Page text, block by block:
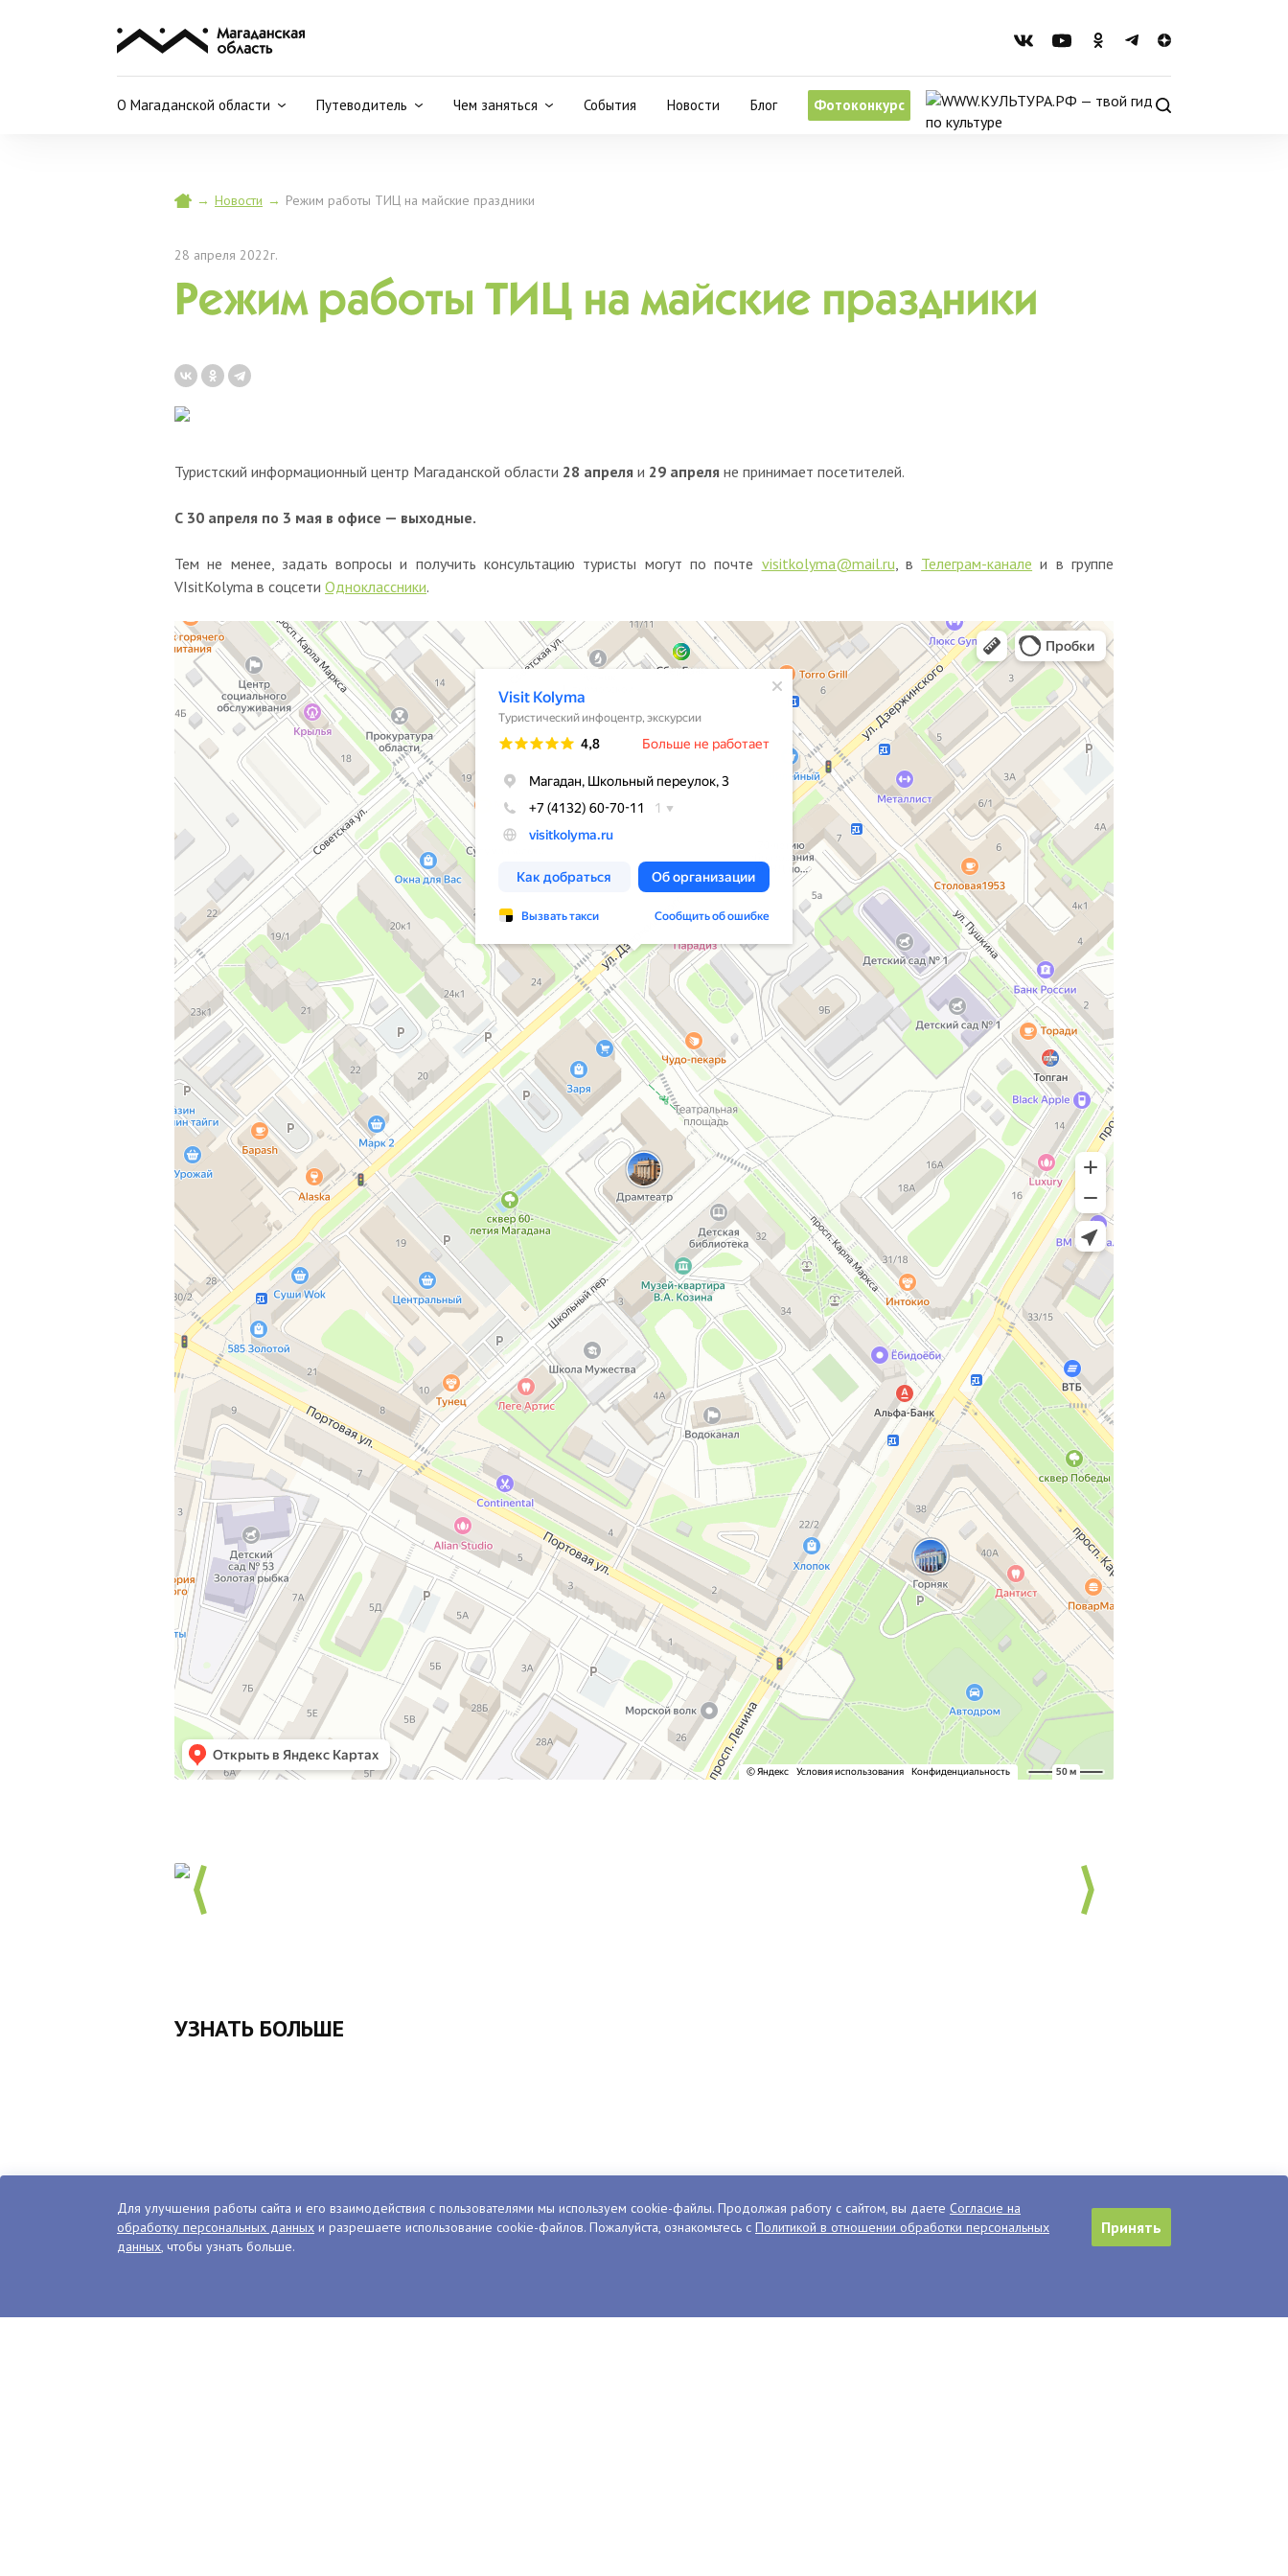
О Магаданской области Путеводитель Чем заняться События Новости Блог Фотоконкурс
→ Новости → Режим работы ТИЦ на майские праздники
28 апреля 2022г.
Режим работы ТИЦ на майские праздники
Туристский информационный центр Магаданской области 28 апреля и 29 апреля не принимает посетителей.
С 30 апреля по 3 мая в офисе — выходные.
Тем не менее, задать вопросы и получить консультацию туристы могут по почте visitkolyma@mail.ru, в Телеграм-канале и в группе
VIsitKolyma в соцсети Одноклассники.
Туристский информационный центр
Туристический инфоцентр в Магадане
УЗНАТЬ БОЛЬШЕ
Магадан стал беговой столицей России в
Колымчанка представила Магаданскую
Для улучшения работы сайта и его взаимодействия с пользователями мы используем cookie-файлы. Продолжая работу с сайтом, вы даете Согласие на
обработку персональных данных и разрешаете использование cookie-файлов. Пожалуйста, ознакомьтесь с Политикой в отношении обработки персональных
данных, чтобы узнать больше.
Принять